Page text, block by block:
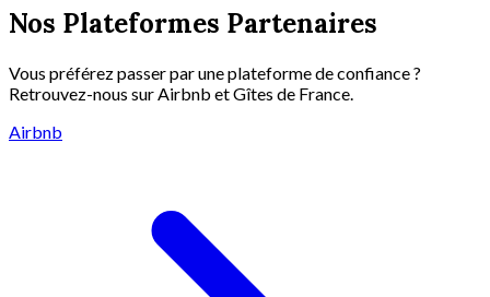
Nos Plateformes Partenaires
Vous préférez passer par une plateforme de confiance ?
Retrouvez-nous sur Airbnb et Gîtes de France.
Airbnb